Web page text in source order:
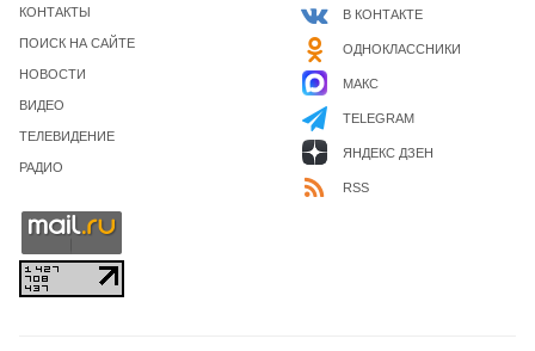
КОНТАКТЫ
ПОИСК НА САЙТЕ
НОВОСТИ
ВИДЕО
ТЕЛЕВИДЕНИЕ
РАДИО
В КОНТАКТЕ
ОДНОКЛАССНИКИ
МАКС
TELEGRAM
ЯНДЕКС ДЗЕН
RSS